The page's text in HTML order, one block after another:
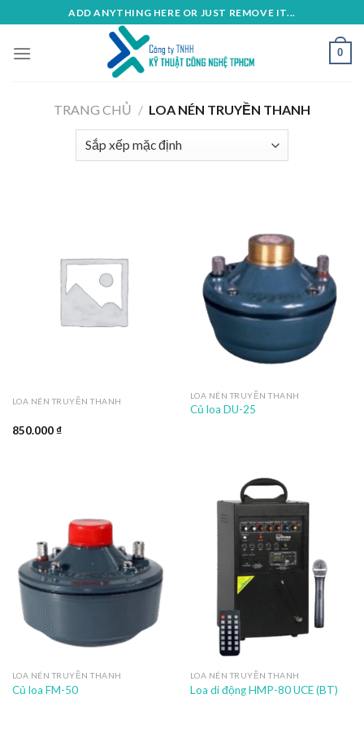
to
content
ADD ANYTHING HERE OR JUST REMOVE IT...
0
TRANG CHỦ / LOA NÉN TRUYỀN THANH
LOA NÉN TRUYỀN THANH
850.000₫
LOA NÉN TRUYỀN THANH
Củ loa DU-25
LOA NÉN TRUYỀN THANH
Củ loa FM-50
LOA NÉN TRUYỀN THANH
Loa di động HMP-80 UCE (BT)